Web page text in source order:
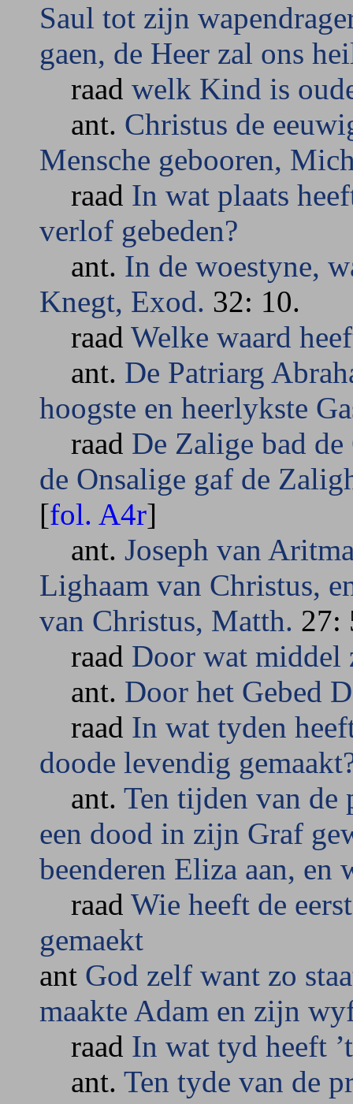
Saul tot zijn
gaen, de Heer zal ons
raad welk Kind is
ant. Christus de
Mensche gebooren,
raad In wat plaats
verlof gebeden?
ant. In de woestyne,
Knegt, Exod. 32: 10.
raad Welke waard
ant. De Patriarg
hoogste en heerlykste
raad De Zalige bad
de Onsalige gaf de
[fol. A4r]
ant. Joseph van
Lighaam van Christus,
van Christus, Matth. 27:
raad Door wat middel
ant. Door het Gebed
raad In wat tyden
doode levendig
ant. Ten tijden van de
een dood in zijn Graf
beenderen Eliza aan,
raad Wie heeft de
gemaekt
ant God zelf want zo
maakte Adam en zijn
raad In wat tyd heeft
ant. Ten tyde van de